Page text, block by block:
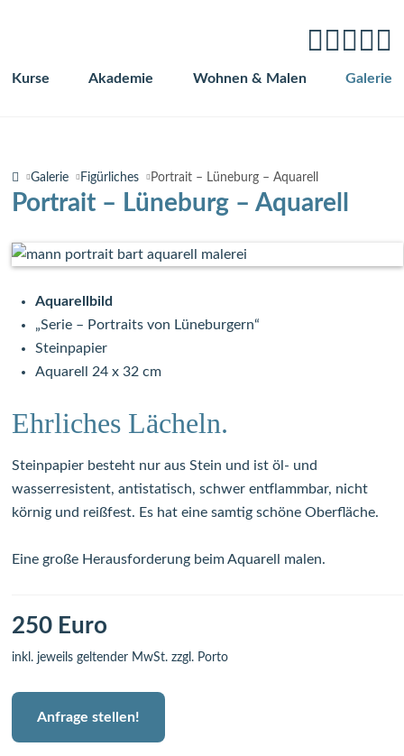
Navigation
Kurse Akademie Wohnen & Malen Galerie
Galerie Figürliches Portrait – Lüneburg – Aquarell
Portrait – Lüneburg – Aquarell
Aquarellbild
„Serie – Portraits von Lüneburgern“
Steinpapier
Aquarell 24 x 32 cm
Ehrliches Lächeln.
Steinpapier besteht nur aus Stein und ist öl- und
wasserresistent, antistatisch, schwer entflammbar, nicht
körnig und reißfest. Es hat eine samtig schöne Oberfläche.
Eine große Herausforderung beim Aquarell malen.
250 Euro
inkl. jeweils geltender MwSt. zzgl. Porto
Anfrage stellen!